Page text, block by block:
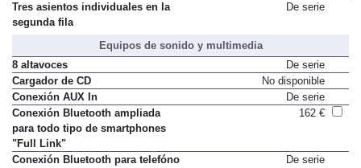
Tres asientos individuales en la
segunda fila
De serie
Equipos de sonido y multimedia
8 altavoces
De serie
Cargador de CD
No disponible
Conexión AUX In
De serie
Conexión Bluetooth ampliada
para todo tipo de smartphones
"Full Link"
162 €
Conexión Bluetooth para telefóno
De serie